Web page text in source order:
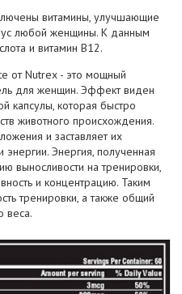
витамины, улучшающие
любой женщины. К данным
и витамин В12.
от Nutrex - это мощный
для женщин. Эффект виден
капсулы, которая быстро
животного происхождения.
и заставляет их
энергии. Энергия, полученная
выносливости на тренировки,
и концентрацию. Таким
тренировки, а также общий
веса.